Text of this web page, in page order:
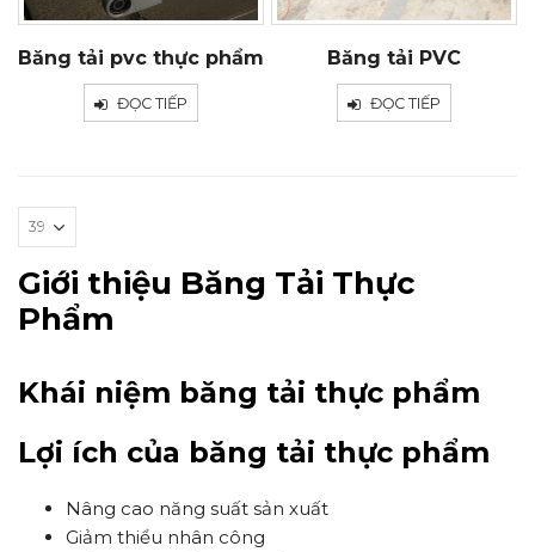
Băng tải pvc thực phẩm
ĐỌC TIẾP
Băng tải PVC
ĐỌC TIẾP
Giới thiệu Băng Tải Thực
Phẩm
Khái niệm băng tải thực phẩm
Lợi ích của băng tải thực phẩm
Nâng cao năng suất sản xuất
Giảm thiểu nhân công